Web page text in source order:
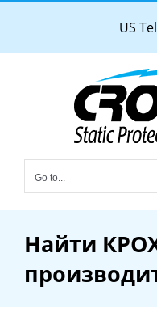
content
US
Go to...
Найти